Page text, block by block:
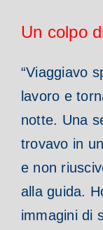
Un colpo
“Viaggiavo
lavoro e
notte. Una
trovavo in
e non
alla guida.
immagini di